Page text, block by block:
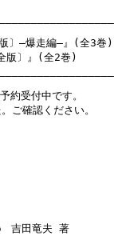
〕―爆走編―』(全3巻)
〕』(全2巻)
約受付中です。
ご確認ください。
吉田竜夫 著